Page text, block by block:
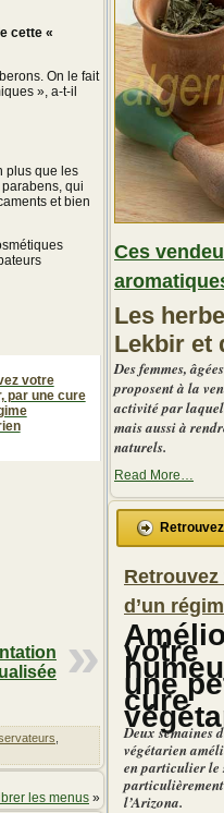
cette «
On le fait
», a-t-il
plus que les
qui
et bien
votre
par une cure
les menus »
Ces
Les
Lekbir et
Des femmes,
proposent à la
activité par
mais aussi à
naturels.
Read More
et
d’un
votre
une
cure
Deux semaines
végétarien
en particulier le
particulièrement
l’Arizona.